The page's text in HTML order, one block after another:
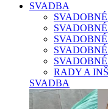
SVADBA
RADY A
SVADBA